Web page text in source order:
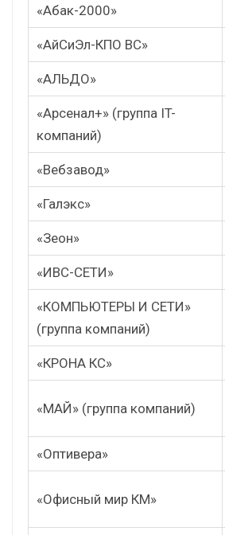
«Абак-2000»
«АйСиЭл-КПО ВС»
«АЛЬДО»
«Арсенал+» (группа IT-
компаний)
«Вебзавод»
«Галэкс»
«Зеон»
«ИВС-СЕТИ»
«КОМПЬЮТЕРЫ И СЕТИ»
(группа компаний)
«КРОНА КС»
«МАЙ» (группа компаний)
«Оптивера»
«Офисный мир КМ»